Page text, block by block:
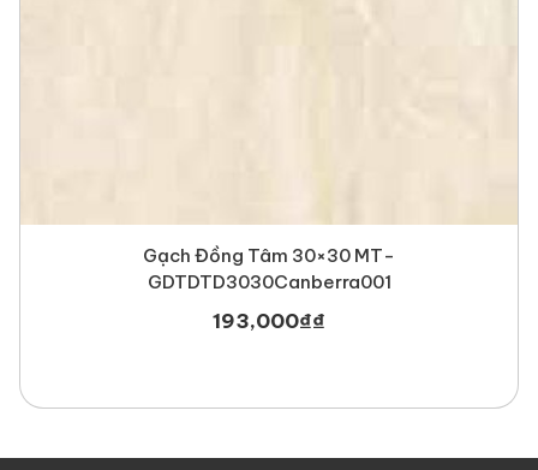
Gạch Đồng Tâm 30×30 MT-
GDTDTD3030Canberra001
193,000₫₫